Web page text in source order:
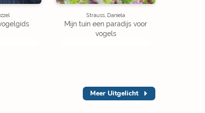
Strauss, Daniela
Mijn tuin een paradijs voor
vogels
Meer Uitgelicht